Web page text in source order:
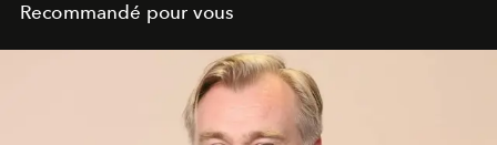
Recommandé pour vous